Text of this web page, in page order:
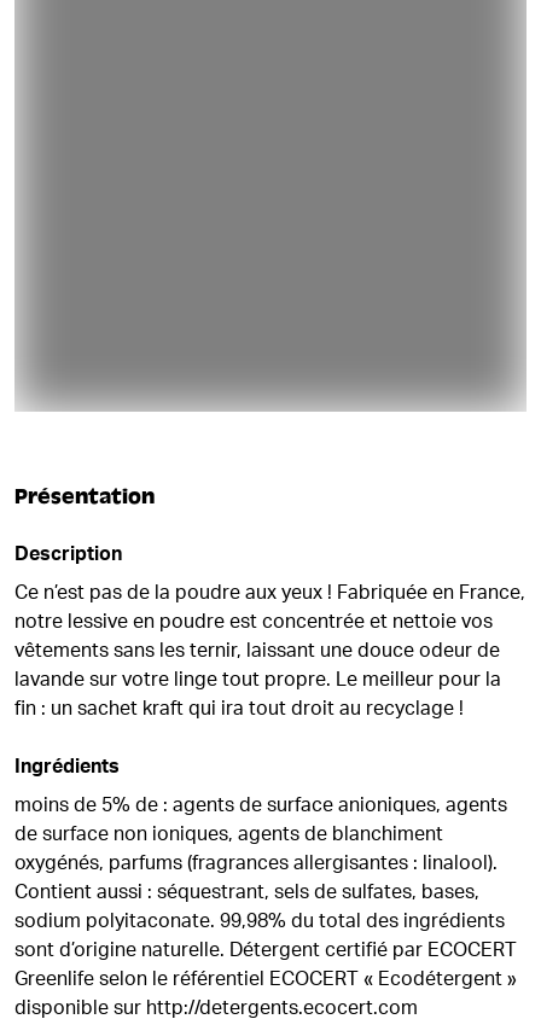
Présentation
Description
Ce n’est pas de la poudre aux yeux ! Fabriquée en France,
notre lessive en poudre est concentrée et nettoie vos
vêtements sans les ternir, laissant une douce odeur de
lavande sur votre linge tout propre. Le meilleur pour la
fin : un sachet kraft qui ira tout droit au recyclage !
Ingrédients
moins de 5% de : agents de surface anioniques, agents
de surface non ioniques, agents de blanchiment
oxygénés, parfums (fragrances allergisantes : linalool).
Contient aussi : séquestrant, sels de sulfates, bases,
sodium polyitaconate. 99,98% du total des ingrédients
sont d’origine naturelle. Détergent certifié par ECOCERT
Greenlife selon le référentiel ECOCERT « Ecodétergent »
disponible sur http://detergents.ecocert.com